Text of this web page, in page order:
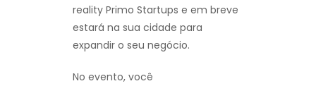
reality Primo Startups e em breve
estará na sua cidade para
expandir o seu negócio.
No evento, você